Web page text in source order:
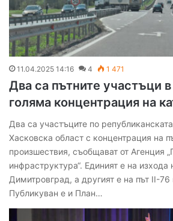
11.04.2025 14:16 4 1 471
Два са пътните участъци
голяма концентрация на
Два са участъците по
Хасковска област с концентрация на
произшествия, съобщават от Агенция
инфраструктура“. Единият е на изхода
Димитровград, а другият е на път II-76
Публикуван е и План…